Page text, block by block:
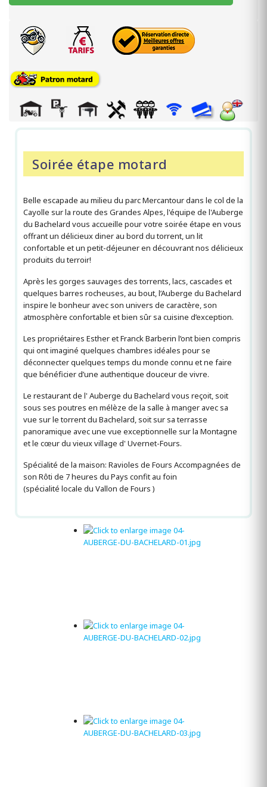
Soirée étape motard
Belle escapade au milieu du parc Mercantour dans le col de la
Cayolle sur la route des Grandes Alpes, l'équipe de l'Auberge
du Bachelard vous accueille pour votre soirée étape en vous
offrant un délicieux diner au bord du torrent, un lit
confortable et un petit-déjeuner en découvrant nos délicieux
produits du terroir!
Après les gorges sauvages des torrents, lacs, cascades et
quelques barres rocheuses, au bout, l’Auberge du Bachelard
inspire le bonheur avec son univers de caractère, son
atmosphère confortable et bien sûr sa cuisine d’exception.
Les propriétaires Esther et Franck Barberin l’ont bien compris
qui ont imaginé quelques chambres idéales pour se
déconnecter quelques temps du monde connu et ne faire
que bénéficier d’une authentique douceur de vivre.
Le restaurant de l' Auberge du Bachelard vous reçoit, soit
sous ses poutres en mélèze de la salle à manger avec sa
vue sur le torrent du Bachelard, soit sur sa terrasse
panoramique avec une vue exceptionnelle sur la Montagne
et le cœur du vieux village d' Uvernet-Fours.
Spécialité de la maison: Ravioles de Fours Accompagnées de
son Rôti de 7 heures du Pays confit au foin
(spécialité locale du Vallon de Fours )